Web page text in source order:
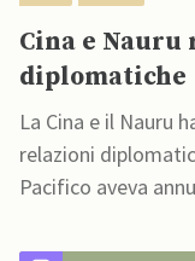
Cina e
diplomatiche
La Cina e il Nauru
relazioni
Pacifico aveva